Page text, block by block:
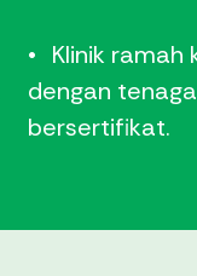
Klinik ramah
dengan
bersertifikat.